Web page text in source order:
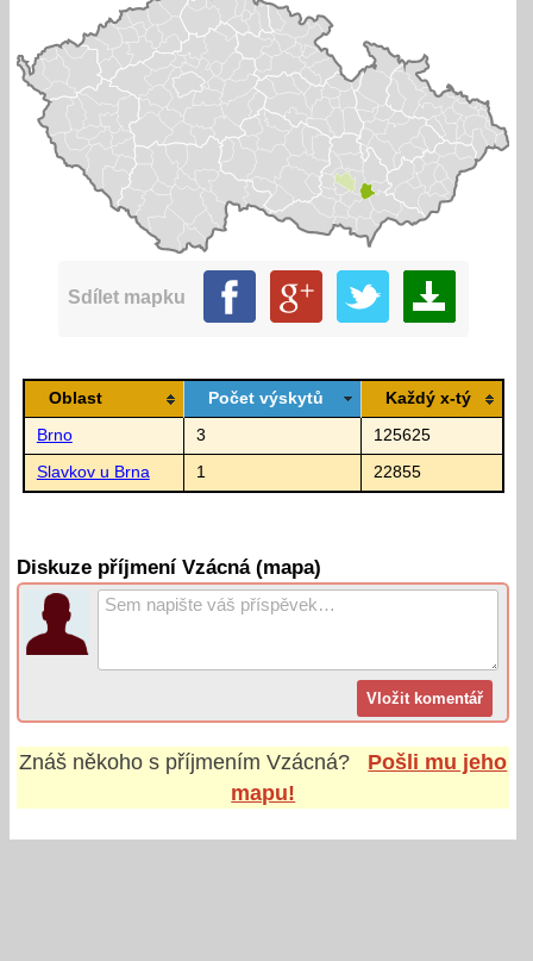
Sdílet mapku
Oblast Počet výskytů Každý x-tý
Brno 3 125625
Slavkov u Brna 1 22855
Diskuze příjmení Vzácná (mapa)
Znáš někoho s příjmenímVzácná?
Pošli mu jeho
mapu!